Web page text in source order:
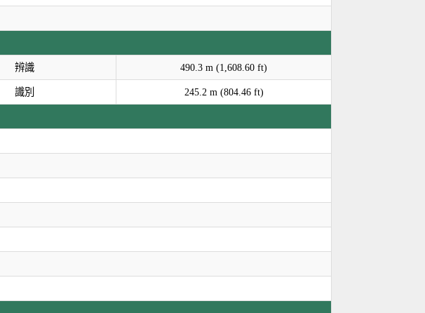
辨識 490.3 m (1,608.60 ft)
識別 245.2 m (804.46 ft)